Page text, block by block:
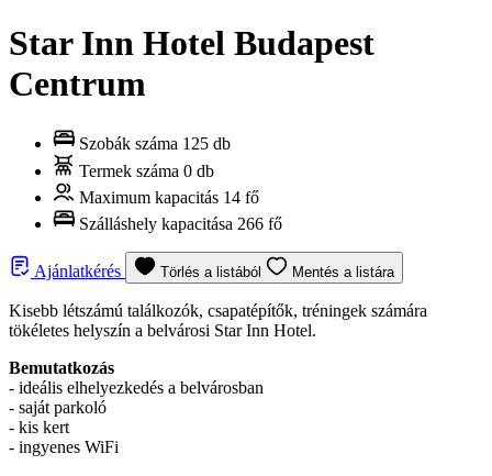
Star Inn Hotel Budapest
Centrum
Szobák száma 125 db
Termek száma 0 db
Maximum kapacitás 14 fő
Szálláshely kapacitása 266 fő
Ajánlatkérés Törlés a listából Mentés a listára
Kisebb létszámú találkozók, csapatépítők, tréningek számára
tökéletes helyszín a belvárosi Star Inn Hotel.
Bemutatkozás
- ideális elhelyezkedés a belvárosban
- saját parkoló
- kis kert
- ingyenes WiFi